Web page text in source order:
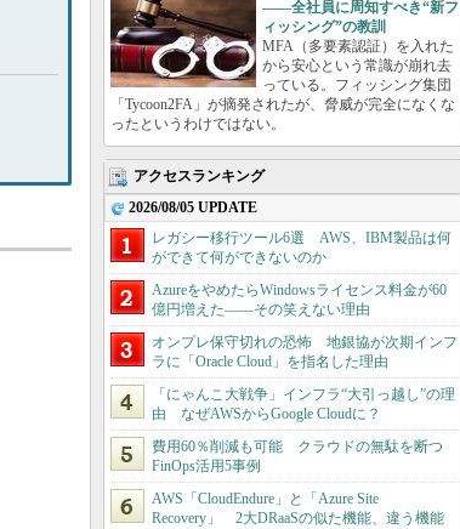
――全社員に周知すべき“新フ
ィッシング”の教訓
MFA（多要素認証）を入れた
から安心という常識が崩れ去
っている。フィッシング集団
「Tycoon2FA」が摘発されたが、脅威が完全になくな
ったというわけではない。
アクセスランキング
2026/08/05 UPDATE
レガシー移行ツール6選 AWS、IBM製品は何
ができて何ができないのか
AzureをやめたらWindowsライセンス料金が60
億円増えた――その笑えない理由
オンプレ保守切れの恐怖 地銀協が次期インフ
ラに「Oracle Cloud」を指名した理由
「にゃんこ大戦争」インフラ“大引っ越し”の理
由 なぜAWSからGoogle Cloudに？
費用60％削減も可能 クラウドの無駄を断つ
FinOps活用5事例
AWS「CloudEndure」と「Azure Site
Recovery」 2大DRaaSの似た機能、違う機能